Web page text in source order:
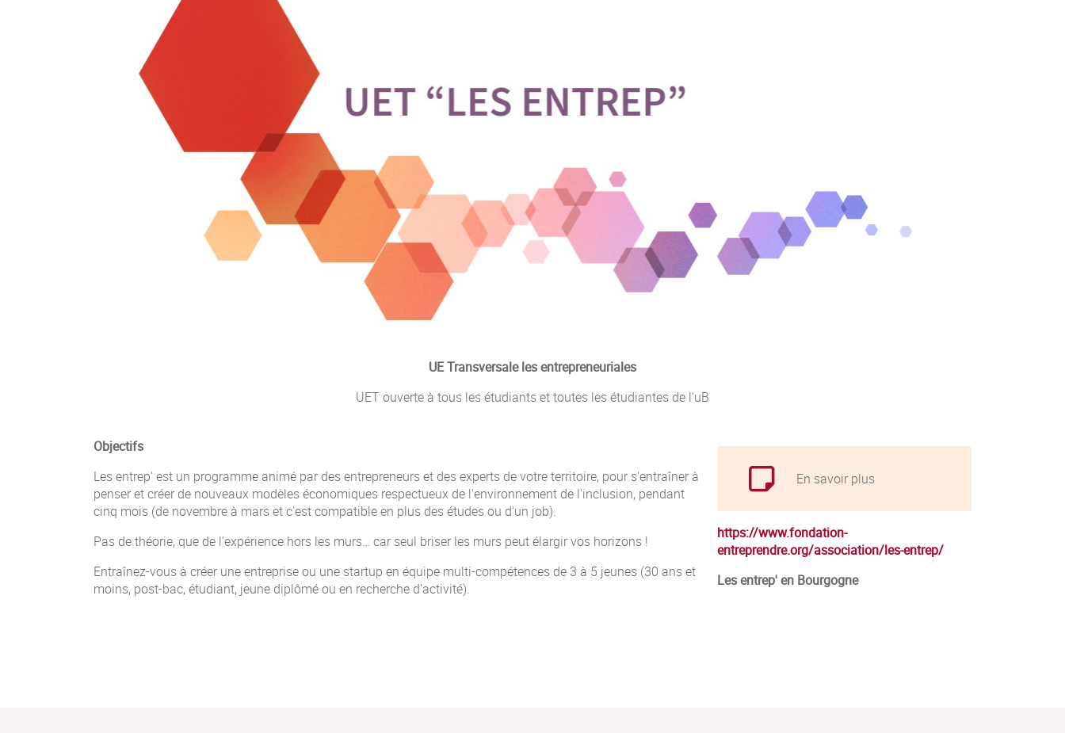
UE Transversale les entrepreneuriales
UET ouverte à tous les étudiants et toutes les étudiantes de l'uB
Objectifs
Les entrep' est un programme animé par des entrepreneurs et des experts de votre territoire, pour s'entraîner à
penser et créer de nouveaux modèles économiques respectueux de l'environnement de l'inclusion, pendant
cinq mois (de novembre à mars et c'est compatible en plus des études ou d'un job).
Pas de théorie, que de l'expérience hors les murs… car seul briser les murs peut élargir vos horizons !
Entraînez-vous à créer une entreprise ou une startup en équipe multi-compétences de 3 à 5 jeunes (30 ans et
moins, post-bac, étudiant, jeune diplômé ou en recherche d'activité).
En savoir plus
https://www.fondation-
entreprendre.org/association/les-entrep/
Les entrep' en Bourgogne